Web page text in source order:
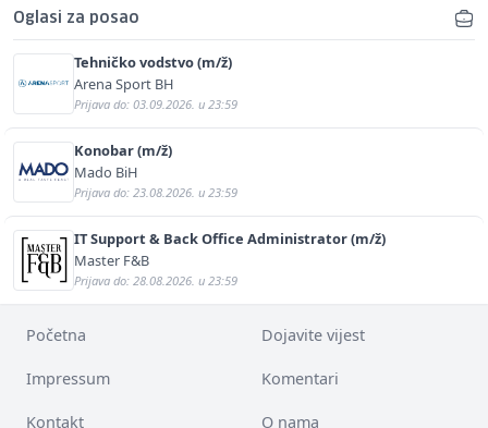
Oglasi za posao
Tehničko vodstvo (m/ž)
Arena Sport BH
Prijava do: 03.09.2026. u 23:59
Konobar (m/ž)
Mado BiH
Prijava do: 23.08.2026. u 23:59
IT Support & Back Office Administrator (m/ž)
Master F&B
Prijava do: 28.08.2026. u 23:59
Početna Dojavite vijest
Impressum Komentari
Kontakt O nama